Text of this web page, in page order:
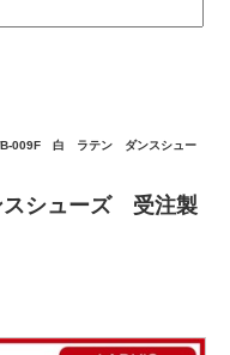
009F 白 ラテン ダンスシュー
シューズ 受注製